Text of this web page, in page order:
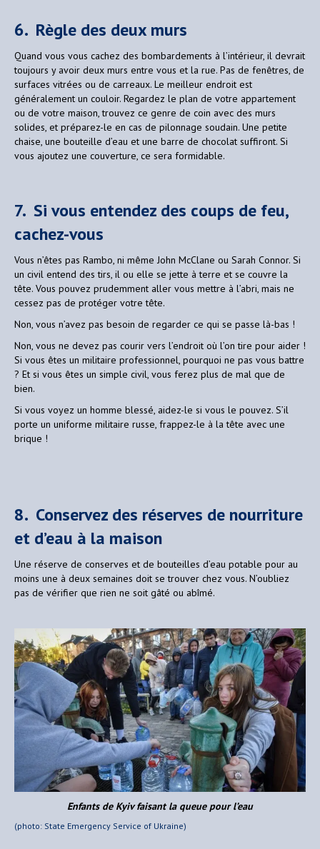
6. Règle des deux murs
Quand vous vous cachez des bombardements à l’intérieur, il devrait
toujours y avoir deux murs entre vous et la rue. Pas de fenêtres, de
surfaces vitrées ou de carreaux. Le meilleur endroit est
généralement un couloir. Regardez le plan de votre appartement
ou de votre maison, trouvez ce genre de coin avec des murs
solides, et préparez-le en cas de pilonnage soudain. Une petite
chaise, une bouteille d’eau et une barre de chocolat suffiront. Si
vous ajoutez une couverture, ce sera formidable.
7. Si vous entendez des coups de feu,
cachez-vous
Vous n’êtes pas Rambo, ni même John McClane ou Sarah Connor. Si
un civil entend des tirs, il ou elle se jette à terre et se couvre la
tête. Vous pouvez prudemment aller vous mettre à l’abri, mais ne
cessez pas de protéger votre tête.
Non, vous n’avez pas besoin de regarder ce qui se passe là-bas !
Non, vous ne devez pas courir vers l’endroit où l’on tire pour aider !
Si vous êtes un militaire professionnel, pourquoi ne pas vous battre
? Et si vous êtes un simple civil, vous ferez plus de mal que de
bien.
Si vous voyez un homme blessé, aidez-le si vous le pouvez. S’il
porte un uniforme militaire russe, frappez-le à la tête avec une
brique !
8. Conservez des réserves de nourriture
et d’eau à la maison
Une réserve de conserves et de bouteilles d’eau potable pour au
moins une à deux semaines doit se trouver chez vous. N’oubliez
pas de vérifier que rien ne soit gâté ou abîmé.
Enfants de Kyiv faisant la queue pour l’eau
(photo: State Emergency Service of Ukraine)